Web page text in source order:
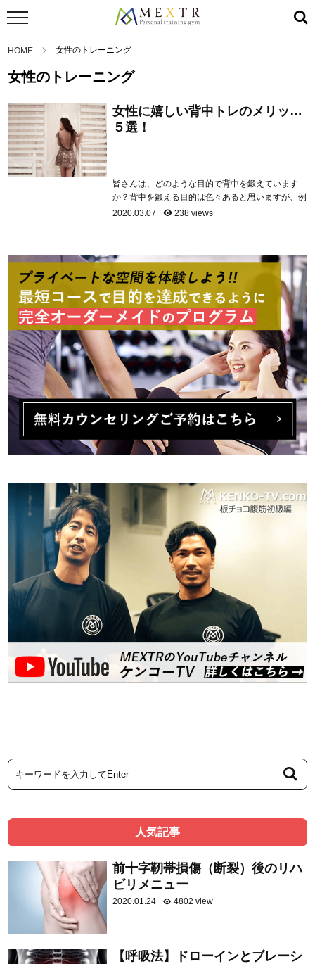
HOME 女性のトレーニング
女性のトレーニング
女性に嬉しい背中トレのメリット
５選！
皆さんは、どのような目的で背中を鍛えています
か？背中を鍛える目的は色々あると思いますが、例
えば街中を歩いている時、背中が丸まって猫背にな
いという方も沢山いるを思います。そこで、今日は
背中を鍛える重要性と自宅でも出来る簡単なエクサ
サイズを紹介したいと思います。 ...
2020.03.07 238 views
人気記事
前十字靭帯損傷（断裂）後のリハ
ビリメニュー
2020.01.24 4802 view
【呼吸法】ドローインとブレーシ